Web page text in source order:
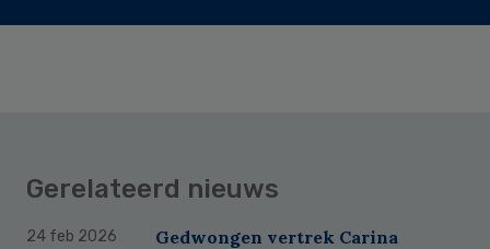
Gerelateerd nieuws
24 feb 2026
Gedwongen vertrek Carina